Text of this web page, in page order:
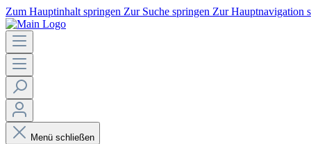
Zum Hauptinhalt springen Zur Suche springen Zur Hauptnavigation
Menü schließen